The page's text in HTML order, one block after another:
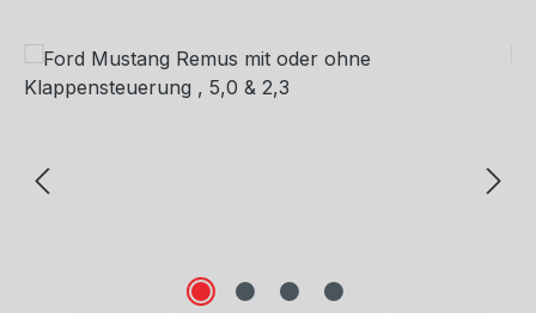
Bildergalerie überspringen